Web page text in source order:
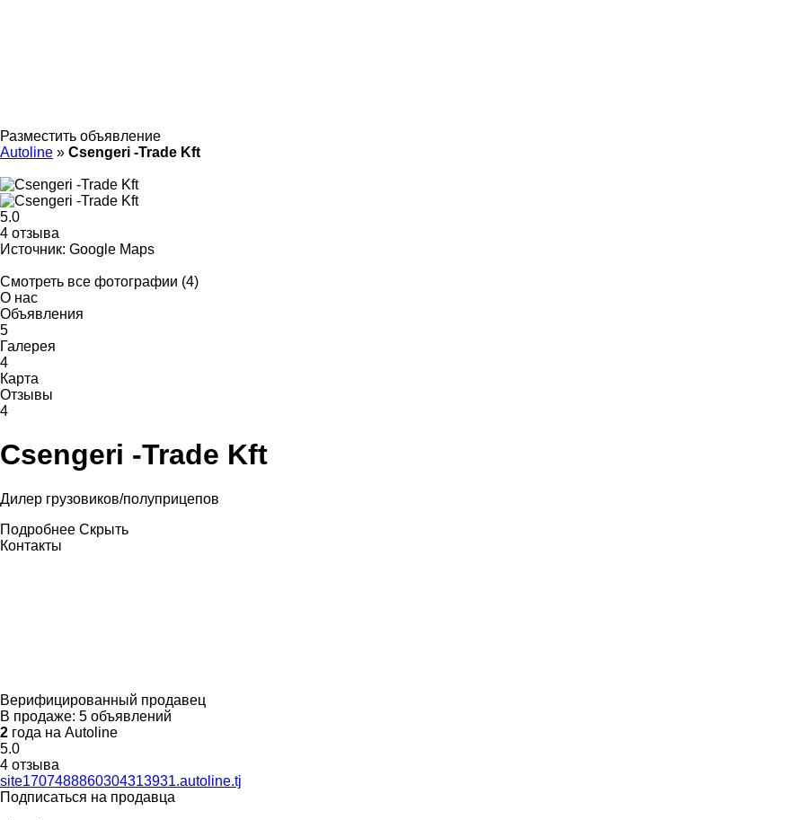
Разместить объявление
Autoline » Csengeri -Trade Kft
5.0
4 отзыва
Источник: Google Maps
Смотреть все фотографии (4)
О нас
Объявления
5
Галерея
4
Карта
Отзывы
4
Csengeri -Trade Kft
Дилер грузовиков/полуприцепов
Подробнее Скрыть
Контакты
Верифицированный продавец
В продаже: 5 объявлений
2 года на Autoline
5.0
4 отзыва
site1707488860304313931.autoline.tj
Подписаться на продавца